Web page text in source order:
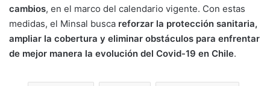
cambios, en el marco del calendario vigente. Con estas
medidas, el Minsal busca reforzar la protección sanitaria,
ampliar la cobertura y eliminar obstáculos para enfrentar
de mejor manera la evolución del Covid-19 en Chile.